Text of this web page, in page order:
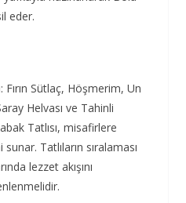
eder.
Fırın Sütlaç, Höşmerim, Un
Helvası ve Tahinli
Tatlısı, misafirlere
Tatlıların sıralaması
lezzet akışını